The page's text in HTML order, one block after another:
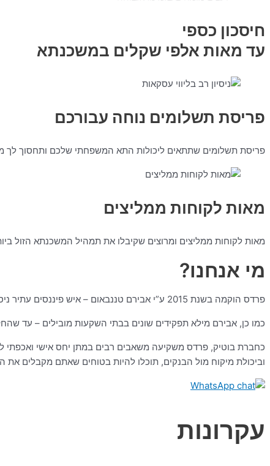
חיסכון כספי
עד מאות אלפי שקלים במשכנתא
פריסת תשלומים נוחה עבורכם
פריסת תשלומים שתתאים ליכולות התא המשפחתי שלכם ותחסוך לך
מאות לקוחות ממליצים
מאות לקוחות ממליצים ומרוצים שקיבלו את תמהיל המשכנתא הזול
מי אנחנו?
פרדס הוקמה בשנת 2015 ע”י אבירם טננבאום – איש פיננסים עתיר ניסיון עם רקע בפסיכולוגיה ומומחה למשכנתאות ששימש בעבר כיועץ משכנתאות בבנק מזרחי טפחות וצבר ידע עשיר בכל סוגי העסקאות.
כמו כן, אבירם מילא תפקידים שונים בבתי השקעות מובילים – עד
כחברת בוטיק, פרדס משקיעה משאבים רבים במתן יחס אישי ואכפתי
וביכולת מיקוח מול הבנקים, תוכלו להיות בטוחים שאתם מקבלים
עקרונות